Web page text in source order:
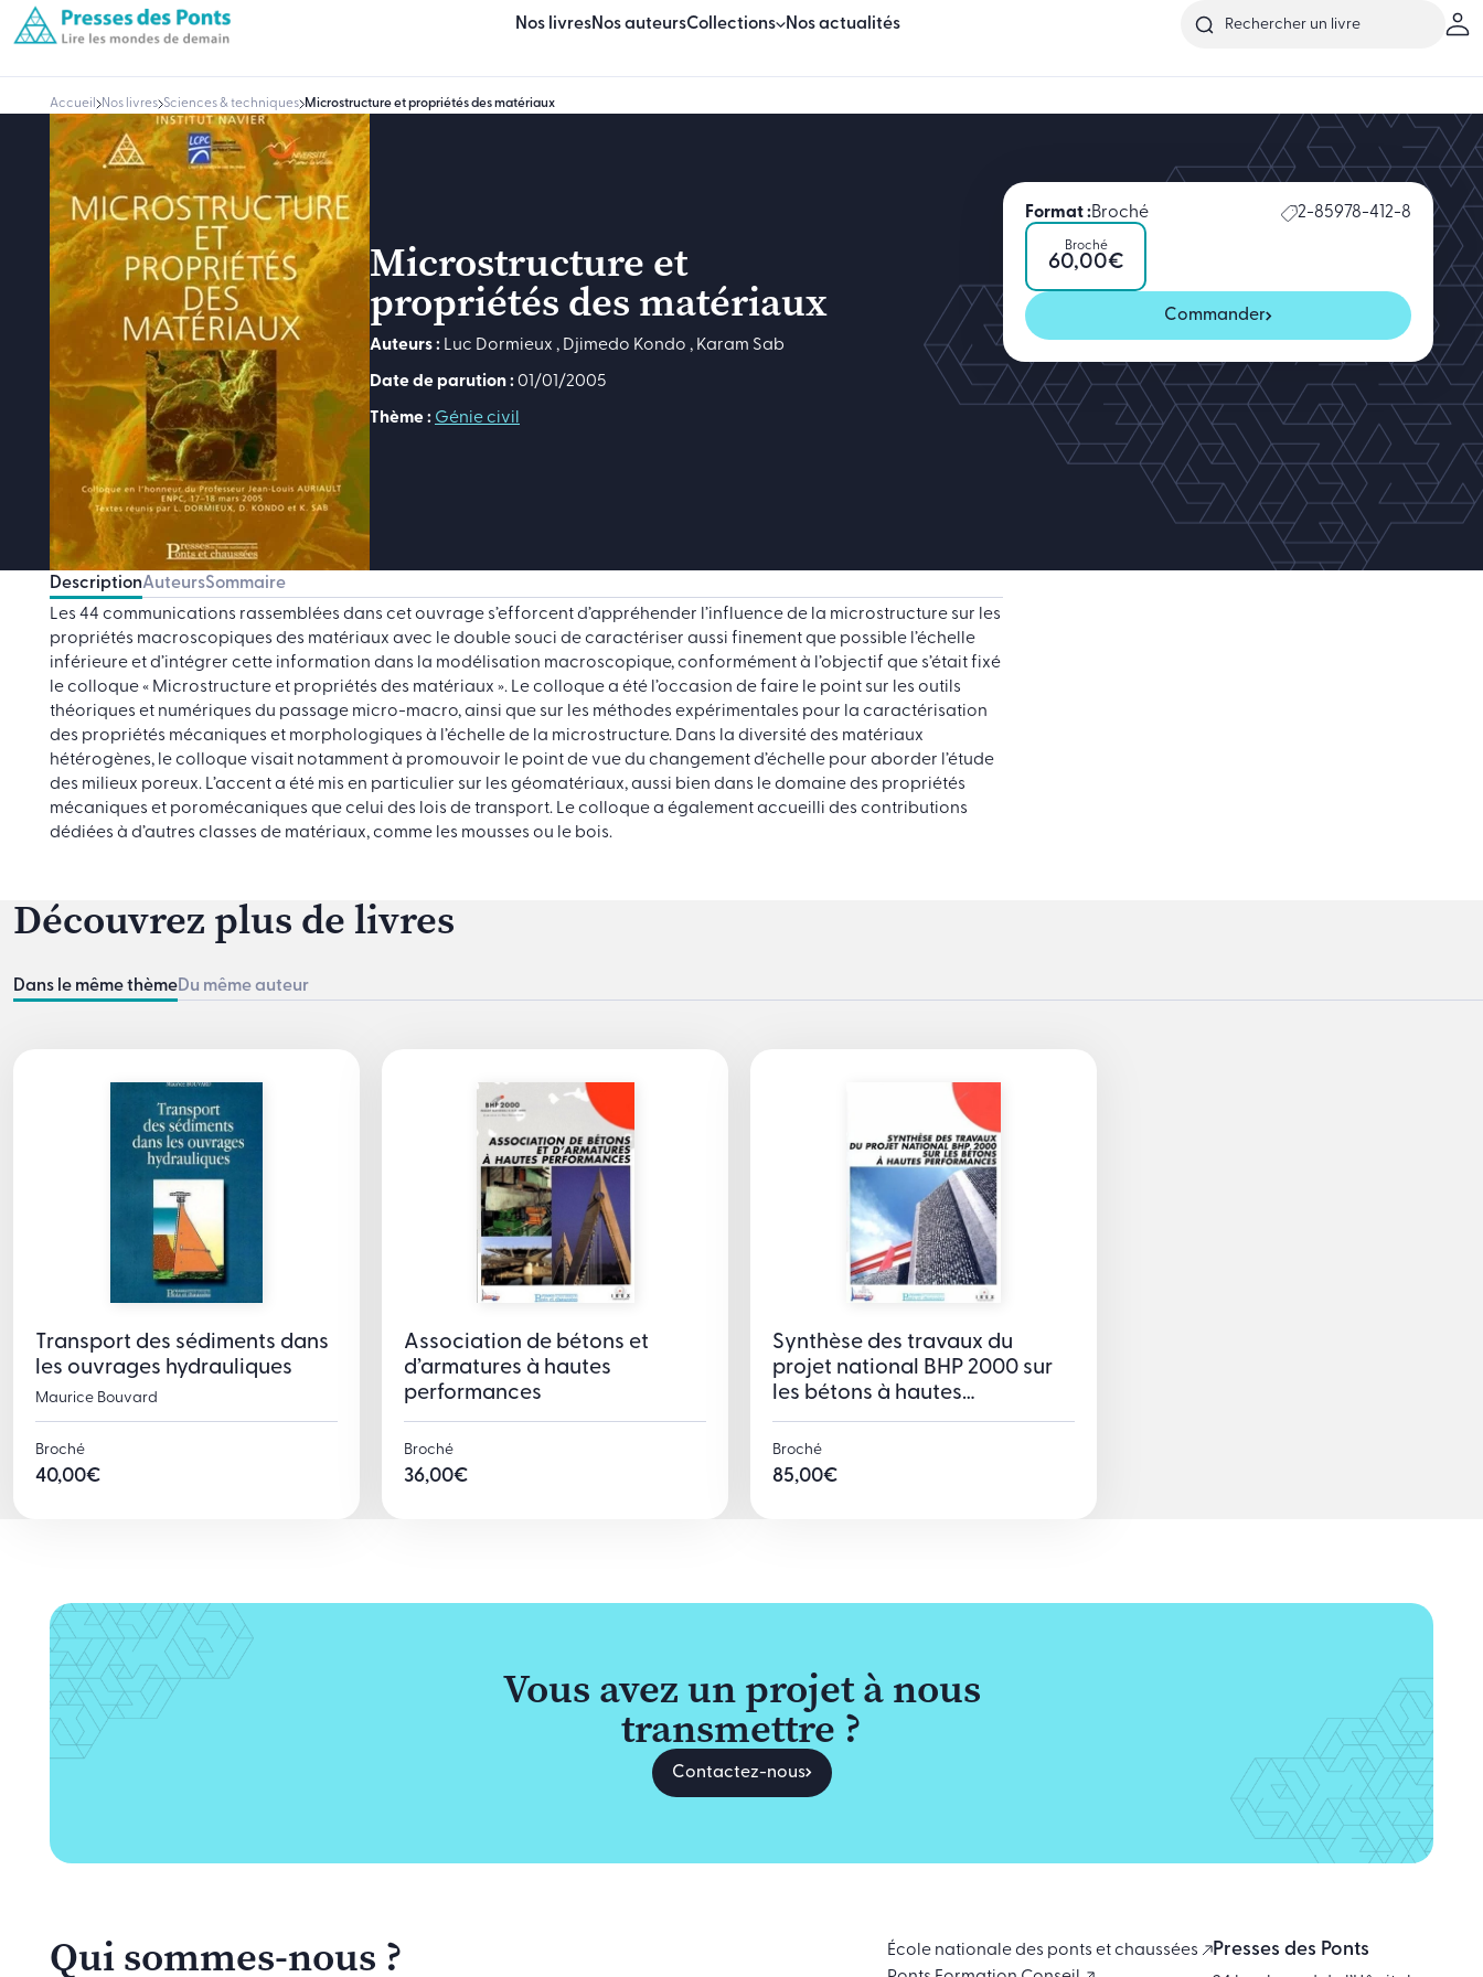
Nos livresNos auteursCollections
Manuels
Nos actualités
Accueil Nos livres Sciences & techniques Microstructure et propriétés des matériaux
Microstructure et
propriétés des matériaux
Auteurs : Luc Dormieux , Djimedo Kondo , Karam Sab
Date de parution :01/01/2005
Thème : Génie civil
DescriptionAuteursSommaire
Les 44 communications rassemblées dans cet ouvrage s’efforcent d’appréhender l’influence de la microstructure sur les
propriétés macroscopiques des matériaux avec le double souci de caractériser aussi finement que possible l’échelle
inférieure et d’intégrer cette information dans la modélisation macroscopique, conformément à l’objectif que s’était fixé
le colloque « Microstructure et propriétés des matériaux ». Le colloque a été l’occasion de faire le point sur les outils
théoriques et numériques du passage micro-macro, ainsi que sur les méthodes expérimentales pour la caractérisation
des propriétés mécaniques et morphologiques à l’échelle de la microstructure. Dans la diversité des matériaux
hétérogènes, le colloque visait notamment à promouvoir le point de vue du changement d’échelle pour aborder l’étude
des milieux poreux. L’accent a été mis en particulier sur les géomatériaux, aussi bien dans le domaine des propriétés
mécaniques et poromécaniques que celui des lois de transport. Le colloque a également accueilli des contributions
dédiées à d’autres classes de matériaux, comme les mousses ou le bois.
Format :Broché 2-85978-412-8
Broché
60,00€
Commander
Découvrez plus de livres
Dans le même thèmeDu même auteur
Transport des sédiments dans
les ouvrages hydrauliques
Maurice Bouvard
Broché
40,00€
Association de bétons et
d’armatures à hautes
performances
Broché
36,00€
Synthèse des travaux du
projet national BHP 2000 sur
les bétons à hautes
performances
Broché
85,00€
Vous avez un projet à nous
transmettre ?
Contactez-nous
Qui sommes-nous ?
École nationale des ponts et chaussées
Presses des Ponts